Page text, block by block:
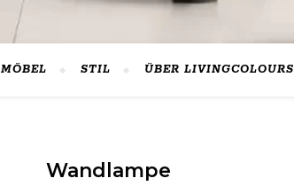
MÖBEL STIL ÜBER LIVINGCOLOURS
Wandlampe